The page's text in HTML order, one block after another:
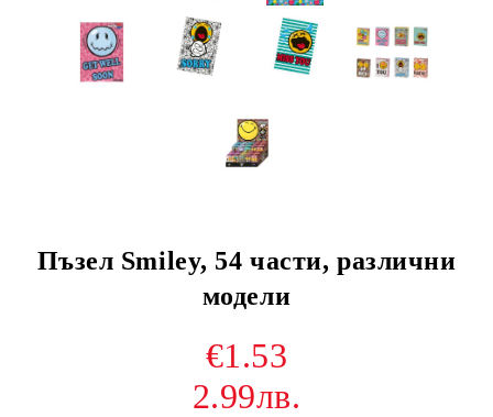
Пъзел Smiley, 54 части, различни
модели
€1.53
2.99лв.